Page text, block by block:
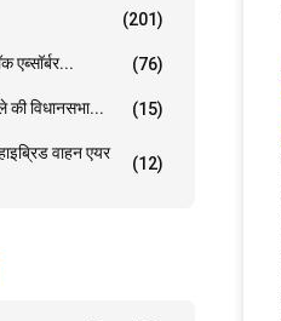
(201)
एब्सॉर्बर... (76)
की विधानसभा... (15)
वाहन एयर
(12)